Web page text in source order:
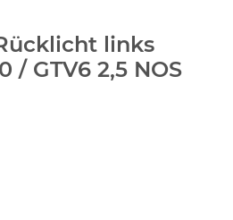
links
/ GTV6 2,5 NOS